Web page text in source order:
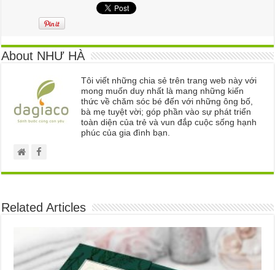
About NHƯ HÀ
Tôi viết những chia sẻ trên trang web này với
mong muốn duy nhất là mang những kiến
thức về chăm sóc bé đến với những ông bố,
bà mẹ tuyệt vời; góp phần vào sự phát triển
toàn diện của trẻ và vun đắp cuộc sống hạnh
phúc của gia đình bạn.
Related Articles